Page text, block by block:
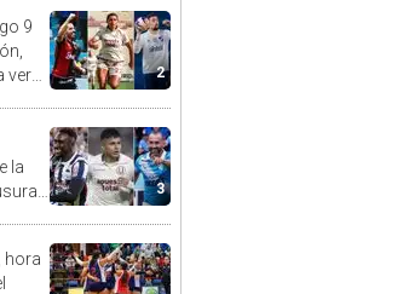
2
9
ver
3
la
y
hora